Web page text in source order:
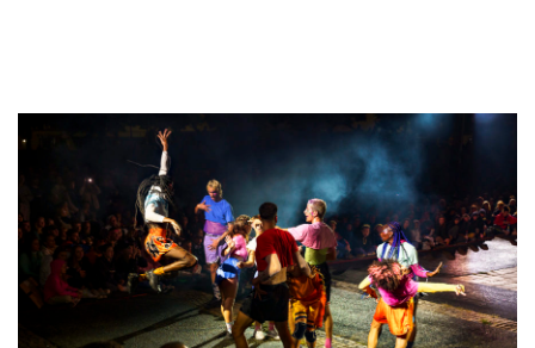
Pop et oniriques. Le tout avec une esthétique bigarrée qui
mélange les références d’époque. Tantôt rétro-futuristes, tantôt
moyennageuses, les OUINCH, petites fées malicieuses et naïves,
se baladent souvent dehors, parfois en club ou même dans des
salles de théâtre, pour venir enchanter le monde et ses
habitant.e.s de leur présence bouffonne.
Ainsi le collectif développe un travail processuel et rigolo
autour de la création collective, trans-disciplinaire, in situ,
Production exécutive
Diffusion
: Charlotte Grace Wacker
Soutiens
: Fondation l’Abri, Le FAR Nyon, Belluard Bollwerk et
Festival Parallèle